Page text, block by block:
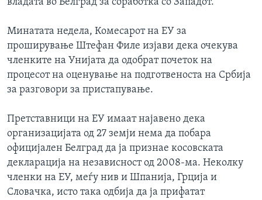
Минатата недела, Комесарот на ЕУ за
проширување Штефан Филе изјави дека очекува
членките на Унијата да одобрат почеток на
процесот на оценување на подготвеноста на Србија
за разговори за пристапување.
Претставници на ЕУ имаат најавено дека
организацијата од 27 земји нема да побара
официјален Белград да ја признае косовската
декларација на независност од 2008-ма. Неколку
членки на ЕУ, меѓу нив и Шпанија, Грција и
Словачка, исто така одбија да ја прифатат